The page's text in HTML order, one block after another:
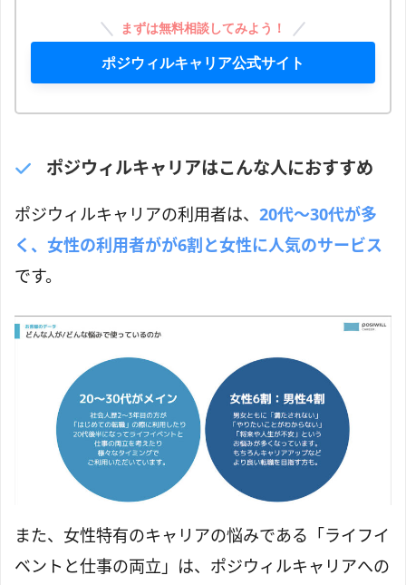
まずは無料相談してみよう！
ポジウィルキャリア公式サイト
ポジウィルキャリアはこんな人におすすめ
ポジウィルキャリアの利用者は、 20代〜30代が多
く、女性の利用者がが6割と女性に人気のサービス
です。
また、女性特有のキャリアの悩みである「ライフイ
ベントと仕事の両立」は、ポジウィルキャリアへの